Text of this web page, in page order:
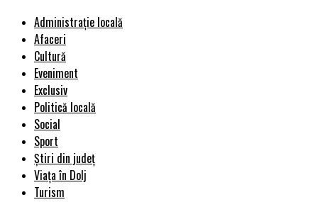
Administrație locală
Afaceri
Cultură
Eveniment
Exclusiv
Politică locală
Social
Sport
Știri din județ
Viața în Dolj
Turism